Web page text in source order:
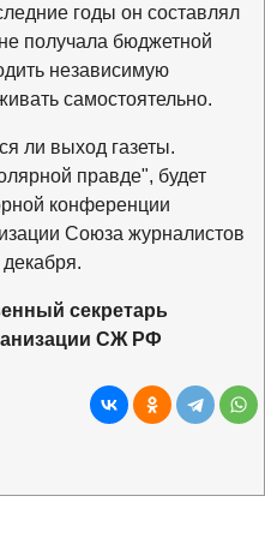
годы он составлял
получала бюджетной
независимую
самостоятельно.
ли выход газеты.
правде", будет
конференции
Союза журналистов
секретарь
СЖ РФ